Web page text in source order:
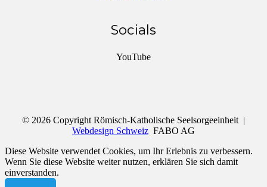
Socials
YouTube
© 2026 Copyright Römisch-Katholische Seelsorgeeinheit |
Webdesign Schweiz FABO AG
Diese Website verwendet Cookies, um Ihr Erlebnis zu verbessern.
Wenn Sie diese Website weiter nutzen, erklären Sie sich damit
einverstanden.